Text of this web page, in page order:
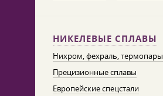
НИКЕЛЕВЫЕ СПЛАВЫ
Нихром, фехраль, термопары
Прецизионные сплавы
Европейские спецстали